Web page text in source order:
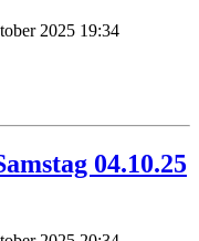
2025 19:34
04.10.25